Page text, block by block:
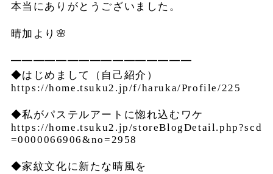
本当にありがとうございました。
晴加より🌸
━━━━━━━━━━━━━━━━
◆はじめまして（自己紹介）
https://home.tsuku2.jp/f/haruka/Profile/225
◆私がパステルアートに惚れ込むワケ
https://home.tsuku2.jp/storeBlogDetail.php?scd
=0000066906&no=2958
◆家紋文化に新たな晴風を